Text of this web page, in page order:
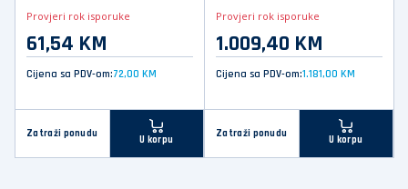
Provjeri rok isporuke
61,54 KM
Cijena sa PDV-om:72,00 KM
Zatraži ponudu
U korpu
Provjeri rok isporuke
1.009,40 KM
Cijena sa PDV-om:1.181,00 KM
Zatraži ponudu
U korpu